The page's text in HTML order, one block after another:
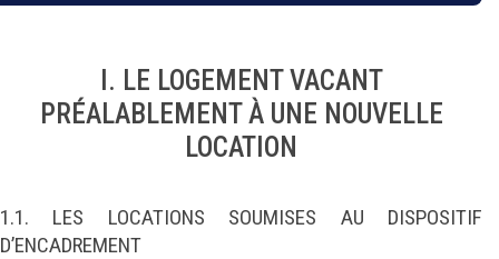
I. LE LOGEMENT VACANT
PRÉALABLEMENT À UNE NOUVELLE
LOCATION
1.1. LES LOCATIONS SOUMISES AU DISPOSITIF
D’ENCADREMENT